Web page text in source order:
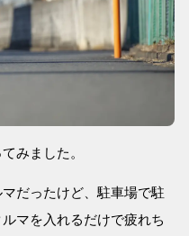
みました。
だったけど、駐車場で駐
マを入れるだけで疲れち